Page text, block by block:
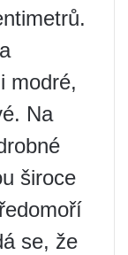
modré,
Na
široce
se, že